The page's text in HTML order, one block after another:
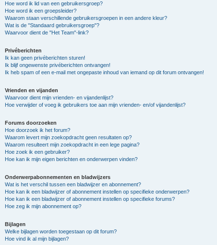
Hoe word ik lid van een gebruikersgroep?
Hoe word ik een groepsleider?
Waarom staan verschillende gebruikersgroepen in een andere kleur?
Wat is de "Standaard gebruikersgroep"?
Waarvoor dient de "Het Team"-link?
Privéberichten
Ik kan geen privéberichten sturen!
Ik blijf ongewenste privéberichten ontvangen!
Ik heb spam of een e-mail met ongepaste inhoud van iemand op dit forum ontvangen!
Vrienden en vijanden
Waarvoor dient mijn vrienden- en vijandenlijst?
Hoe verwijder of voeg ik gebruikers toe aan mijn vrienden- en/of vijandenlijst?
Forums doorzoeken
Hoe doorzoek ik het forum?
Waarom levert mijn zoekopdracht geen resultaten op?
Waarom resulteert mijn zoekopdracht in een lege pagina?
Hoe zoek ik een gebruiker?
Hoe kan ik mijn eigen berichten en onderwerpen vinden?
Onderwerpabonnementen en bladwijzers
Wat is het verschil tussen een bladwijzer en abonnement?
Hoe kan ik een bladwijzer of abonnement instellen op specifieke onderwerpen?
Hoe kan ik een bladwijzer of abonnement instellen op specifieke forums?
Hoe zeg ik mijn abonnement op?
Bijlagen
Welke bijlagen worden toegestaan op dit forum?
Hoe vind ik al mijn bijlagen?